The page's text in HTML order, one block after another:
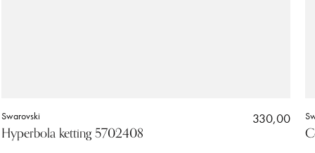
Swarovski
Hyperbola ketting 5702408
330,00